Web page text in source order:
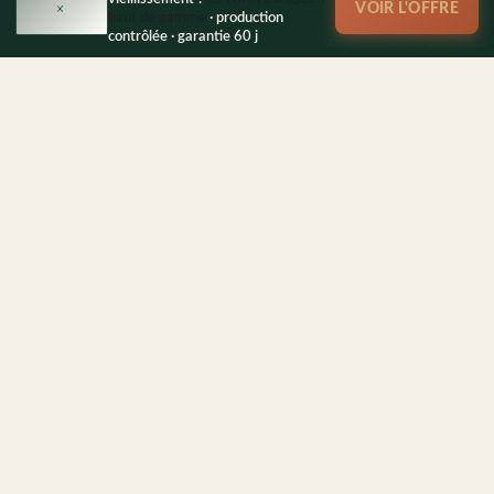
×
· production
contrôlée · garantie 60 j
VOIR L'OFFRE